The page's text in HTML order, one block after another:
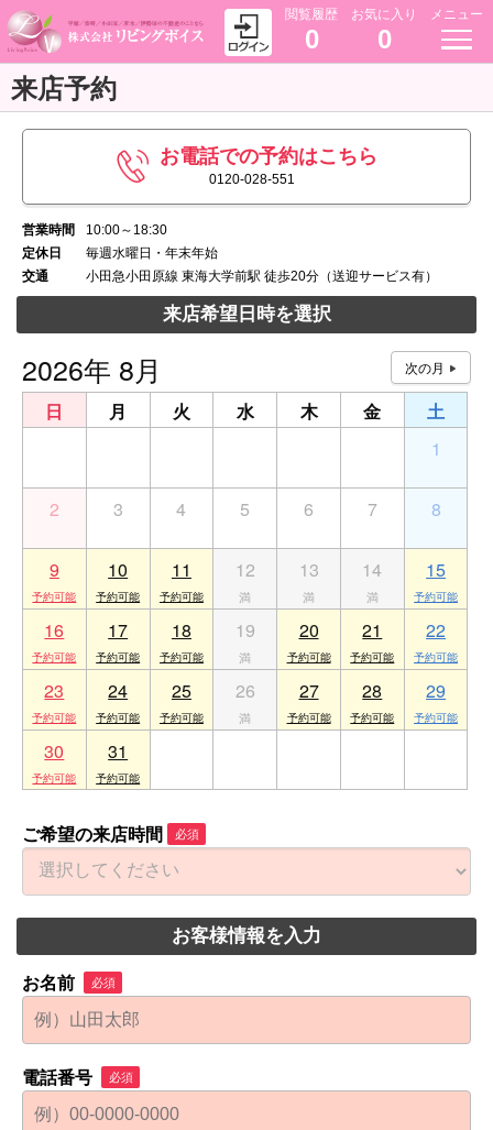
閲覧履歴
0
お気に入り
0
メニュー
来店予約
お電話での予約はこちら
0120-028-551
営業時間
10:00～18:30
定休日
毎週水曜日・年末年始
交通
小田急小田原線 東海大学前駅 徒歩20分（送迎サービス有）
来店希望日時を選択
2026年 8月
日 月 火 水 木 金
土
1
2 3 4 5 6 7 8
9 10 11 12 13 14 15
16 17 18 19 20 21 22
23 24 25 26 27 28 29
30 31
ご希望の来店時間 必須
お客様情報を入力
お名前 必須
電話番号 必須